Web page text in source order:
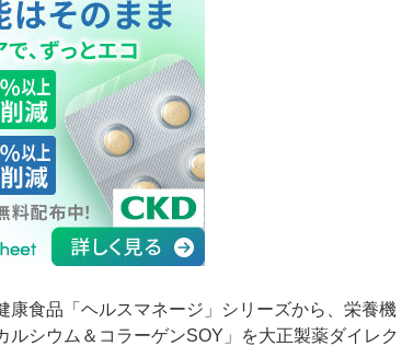
食品「ヘルスマネージ」シリーズから、栄養機
ルシウム＆コラーゲンSOY」を大正製薬ダイレク